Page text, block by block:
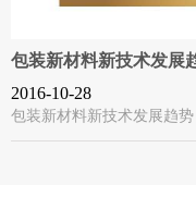
包装新材料新技术发展
2016-10-28
包装新材料新技术发展趋势